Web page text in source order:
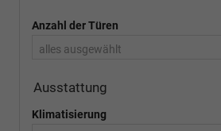
Anzahl der Türen
alles ausgewählt
Ausstattung
Klimatisierung